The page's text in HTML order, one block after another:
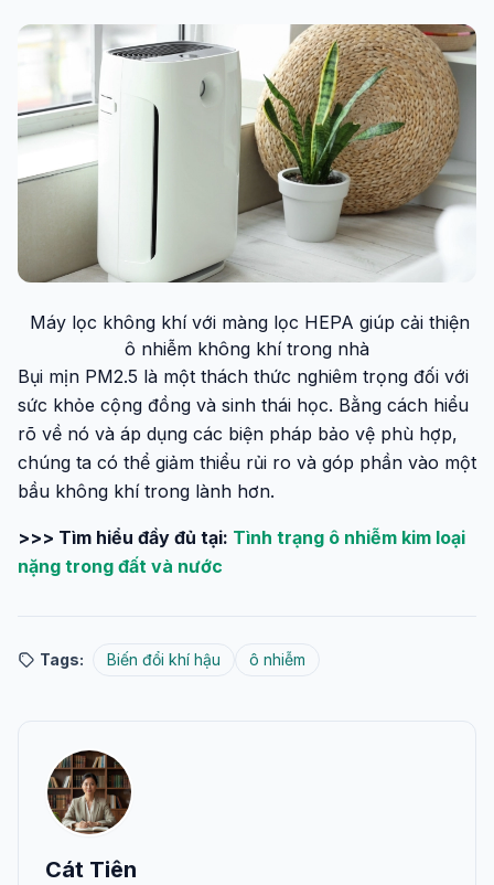
Máy lọc không khí với màng lọc HEPA giúp cải thiện
ô nhiễm không khí trong nhà
Bụi mịn PM2.5 là một thách thức nghiêm trọng đối với
sức khỏe cộng đồng và sinh thái học. Bằng cách hiểu
rõ về nó và áp dụng các biện pháp bảo vệ phù hợp,
chúng ta có thể giảm thiểu rủi ro và góp phần vào một
bầu không khí trong lành hơn.
>>> Tìm hiểu đầy đủ tại: Tình trạng ô nhiễm kim loại
nặng trong đất và nước
Tags: Biến đổi khí hậu ô nhiễm
Cát Tiên